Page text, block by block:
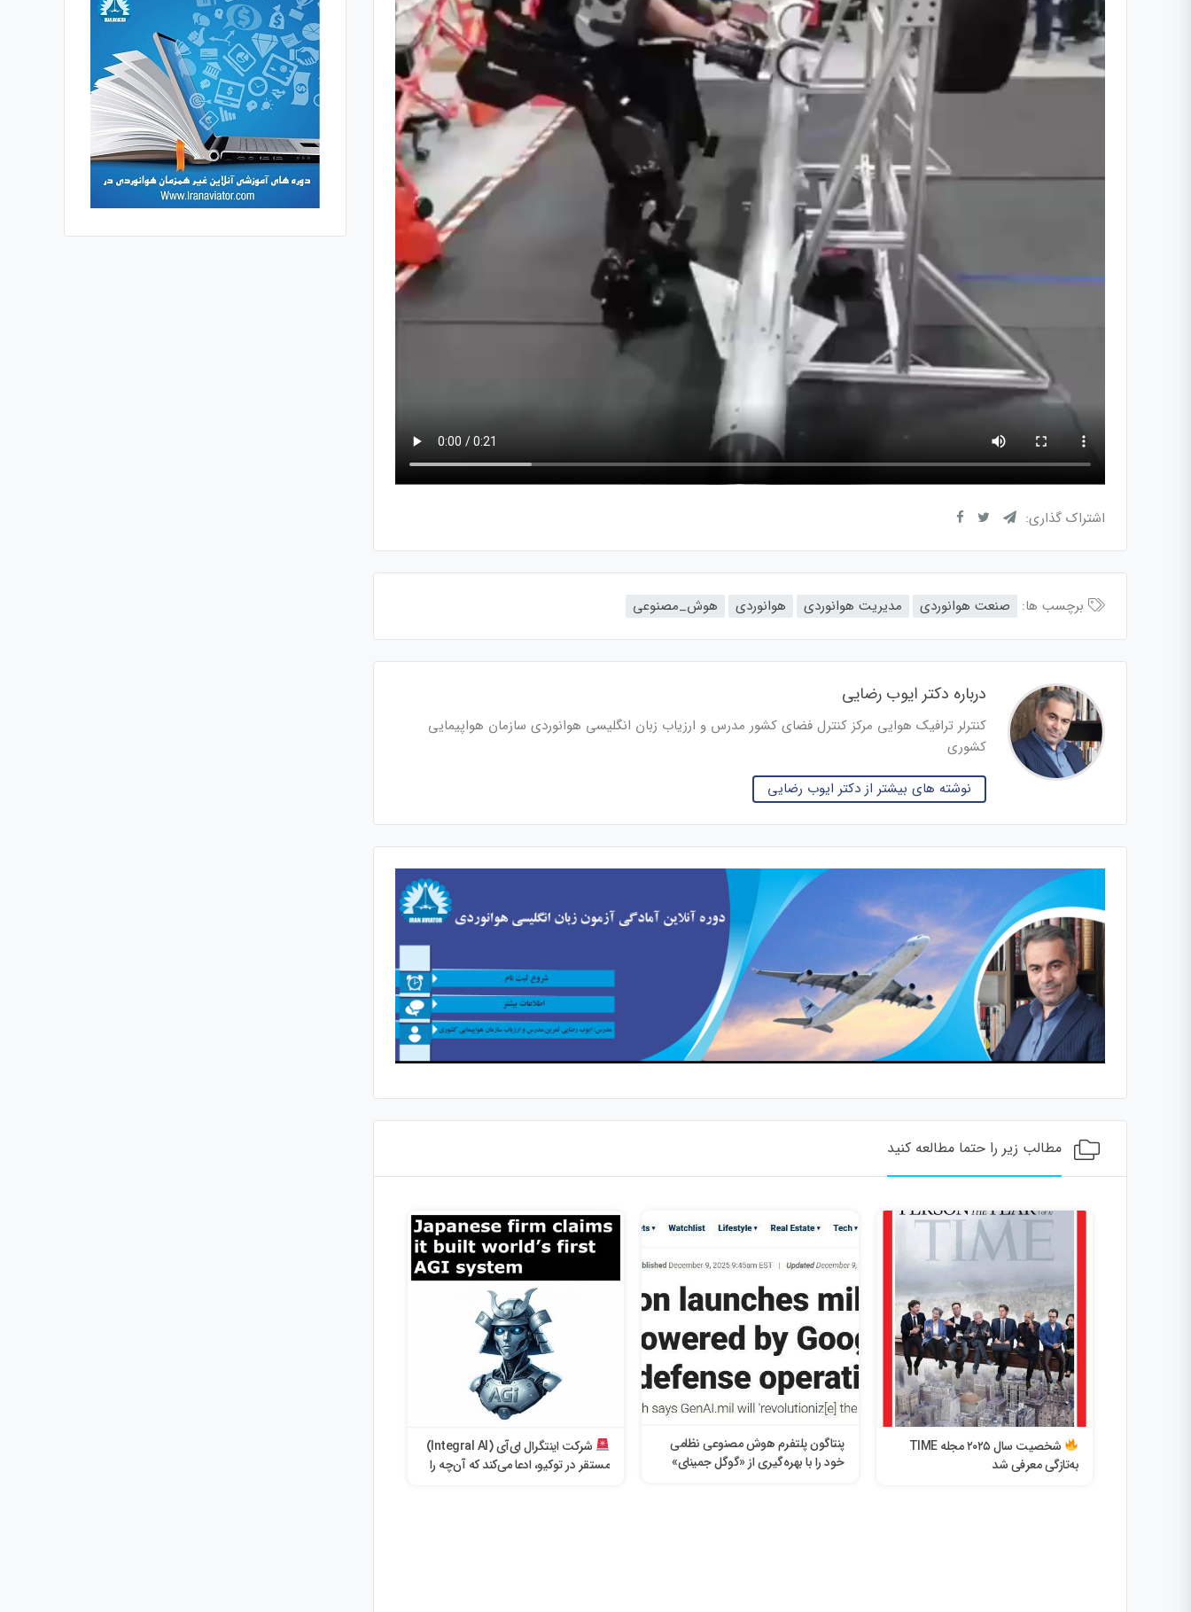
اشتراک گذاری:
برچسب ها: صنعت هوانوردی مدیریت هوانوردی هوانوردی هوش_مصنوعی
درباره دکتر ایوب رضایی
کنترلر ترافیک هوایی مرکز کنترل فضای کشور مدرس و ارزیاب زبان انگلیسی هوانوردی سازمان هواپیمایی
کشوری
نوشته های بیشتر از دکتر ایوب رضایی
مطالب زیر را حتما مطالعه کنید
شخصیت سال ۲۰۲۵ مجله TIME
به‌تازگی معرفی شد
پنتاگون پلتفرم هوش مصنوعی نظامی
خود را با بهره‌گیری از «گوگل جمینای»
شرکت اینتگرال ای‌آی (Integral AI)
مستقر در توکیو، ادعا می‌کند که آن‌چه را